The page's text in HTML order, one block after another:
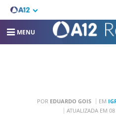
MENU
POR EDUARDO GOIS EM
ATUALIZADA EM